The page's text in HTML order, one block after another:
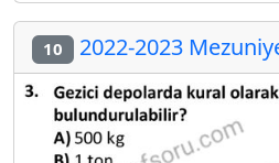
10 2022-2023